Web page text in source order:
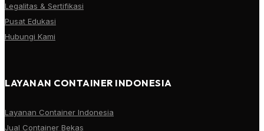
Legalitas & Sertifikasi
Pusat Edukasi
Hubungi Kami
LAYANAN CONTAINER INDONESIA
Layanan Container Indonesia
Jual Container Bekas